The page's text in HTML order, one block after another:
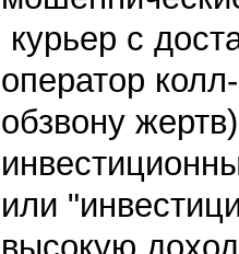
курьер с
оператор
обзвону
или "